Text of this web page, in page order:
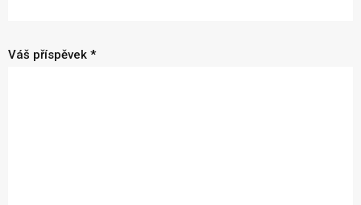
Váš příspěvek *